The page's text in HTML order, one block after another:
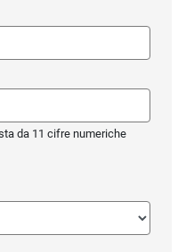
da 11 cifre numeriche